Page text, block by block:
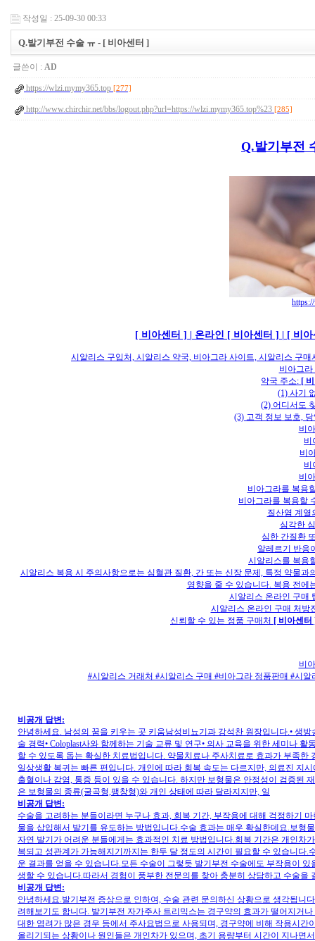
작성일 : 25-09-30 00:33
Q.발기부전 수술 ㅠ - [ 비아센터 ]
글쓴이 : AD
https://wlzi.mymy365.top [277]
http://www.chirchir.net/bbs/logout.php?url=https://wlzi.mymy365.top%23 [285]
Q.발기부전
[ 비아센터 ] | 온라인 [ 비아센터 ] | [ 비
시알리스 구입처, 시알리스 약국, 비아그라 사이트, 시알리스 구
비아그라
약국 주소: [
(1) 사기
(2) 어디서도
(3) 고객 정보 보호,
비
비
비
비
비
비아그라를 복용
비아그라를 복용할
질산염 계열
심각한
심한 간질환
알레르기 반응
시알리스를 복용
시알리스 복용 시 주의사항으로는 심혈관 질환, 간 또는 신장 문제, 특정 약물
영향을 줄 수 있습니다. 복용 전에
시알리스 온라인 구매
시알리스 온라인 구매 처방
신뢰할 수 있는 정품 구매처 [ 비아센터
비
#시알리스 거래처 #시알리스 구매 #비아그라 정품판매 #시
비공개 답변:
안녕하세요. 남성의 꿈을 키우는 곳 키움남성비뇨기과 강석찬 원장입니다.• 생
술 경력• Coloplast사와 함께하는 기술 교류 및 연구• 의사 교육을 위한 세미나
할 수 있도록 돕는 확실한 치료법입니다. 약물치료나 주사치료로 효과가 부족
일상생활 복귀는 빠른 편입니다. 개인에 따라 회복 속도는 다르지만, 의료진 지
출혈이나 감염, 통증 등이 있을 수 있습니다. 하지만 보형물은 안정성이 검증된
은 보형물의 종류(굴곡형,팽창형)와 개인 상태에 따라 달라지지만, 일
비공개 답변:
수술을 고려하는 분들이라면 누구나 효과, 회복 기간, 부작용에 대해 걱정하기
물을 삽입해서 발기를 유도하는 방법입니다.수술 효과는 매우 확실한데요.보
자연 발기가 어려운 분들에게는 효과적인 치료 방법입니다.회복 기간은 개인차
복되고 성관계가 가능해지기까지는 한두 달 정도의 시간이 필요할 수 있습니
운 결과를 얻을 수 있습니다.모든 수술이 그렇듯 발기부전 수술에도 부작용이
생할 수 있습니다.따라서 경험이 풍부한 전문의를 찾아 충분히 상담하고 수술을
비공개 답변:
안녕하세요.발기부전 증상으로 인하여, 수술 관련 문의하신 상황으로 생각됩
려해보기도 합니다. 발기부전 자가주사 트리믹스는 경구약의 효과가 떨어지거
대한 염려가 많은 경우 등에서 주사요법으로 사용되며, 경구약에 비해 작용시
올리기되는 상황이나 원인들은 개인차가 있으며, 초기 용량부터 시간이 지나